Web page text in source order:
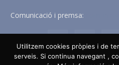
Comunicació i premsa:
Utilitzem cookies pròpies i de
serveis. Si continua navegant ,